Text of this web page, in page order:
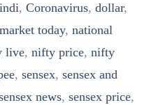
, Coronavirus, dollar,
market today, national
live, nifty price, nifty
, sensex, sensex and
news, sensex price,